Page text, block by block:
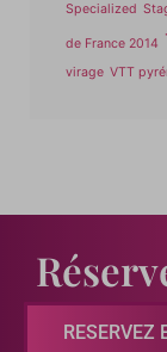
Specialized
de France 2014
virage VTT
RESERVEZ